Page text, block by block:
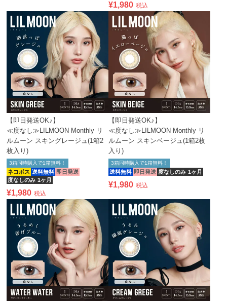
¥1,980 税込
【即日発送OK♪】
≪度なし≫LILMOON Monthly リ
ルムーン スキングレージュ(1箱2
枚入り)
ネコポス 送料無料 即日発送
度なしのみ 1ヶ月
3箱同時購入で1箱無料！
¥1,980 税込
【即日発送OK♪】
≪度なし≫LILMOON Monthly リ
ルムーン スキンベージュ(1箱2枚
入り)
送料無料 即日発送 度なしのみ 1ヶ月
3箱同時購入で1箱無料！
¥1,980 税込